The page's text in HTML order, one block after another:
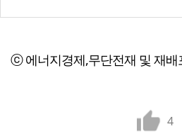
ⓒ 에너지경제,무단전재 및 재배
4